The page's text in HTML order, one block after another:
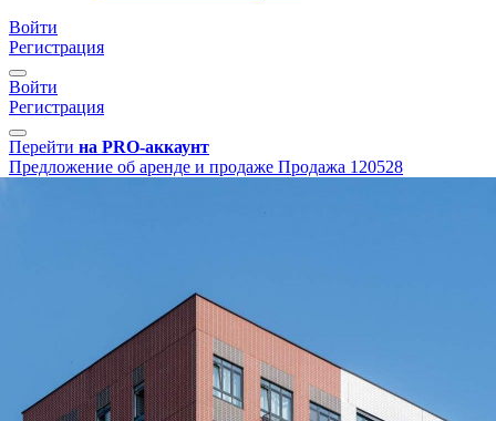
Войти
Регистрация
Войти
Регистрация
Перейти на PRO-аккаунт
Предложение об аренде и продаже Продажа 120528